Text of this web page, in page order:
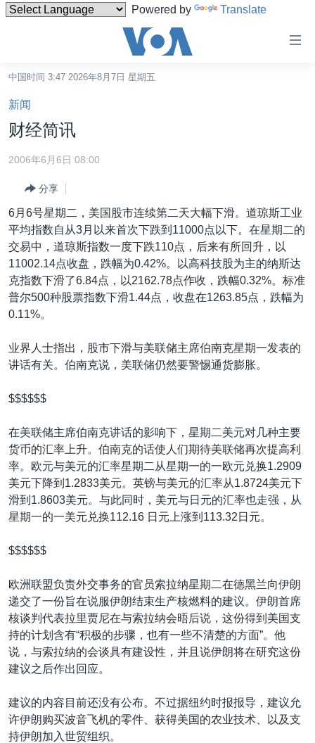
Powered by Translate
碍
链
接
跳
转
容
跳
到
导
航
跳
检
港澳
国际
最新国际新闻
印太
中东
欧洲
非洲
美洲
全球议题
分类新闻
经济·金融·贸易
人权·法律·宗教
科教·文娱·体健
军事
劳工
环境
美中关系
热点专题
白宫要闻
国会报道
美中关系
美国建国250周年
美国之音专访
重要讲话与声明
台海两岸关系
南中国海争端
关注西藏
GEN Z 看美国
VOA视频
VOA今日焦点
中文广播
其他语言网站
中国时间 3:47 2026年8月7日 星期五
新闻
财经简讯
2006年6月6日 08:00
分享
6月6号星期二，美国股市连续第二天大幅下滑。道琼斯工业
平均指数自从3月以来首次下跌到11000点以下。在星期二的
交易中，道琼斯指数一度下跌110点，后来有所回升，以
11002.14点收盘，跌幅为0.42%。以高科技股为主的纳斯达
克指数下滑了6.84点，以2162.78点作收，跌幅0.32%。标准
普尔500种股票指数下滑1.44点，收盘在1263.85点，跌幅为
0.11%。
业界人士指出，股市下滑与美联储主席伯南克星期一发表的
讲话有关。伯南克说，美联储仍然要警惕通货膨胀。
$$$$$$
在美联储主席伯南克讲话的影响下，星期二美元对几种主要
货币的汇率上升。伯南克的话使人们期待美联储再次提高利
率。欧元与美元的汇率星期二从星期一的一欧元兑换1.2909
美元下降到1.2833美元。英镑与美元的汇率从1.8724美元下
滑到1.8603美元。与此同时，美元与日元的汇率也走强，从
星期一的一美元兑换112.16 日元上涨到113.32日元。
$$$$$$
欧洲联盟负责外交事务的官员索拉纳星期二在德黑兰向伊朗
递交了一份旨在说服伊朗结束生产核燃料的建议。伊朗首席
核谈判代表拉里贾尼在与索拉纳会晤后说，这份得到美国支
持的计划含有“积极的步骤，也有一些不清楚的方面”。他
说，与索拉纳的会谈具有建设性，并且说伊朗将在研究这份
建议之后作出回应。
建议的内容目前还没有公布。不过据纽约时报报导，建议允
许伊朗购买波音飞机的零件、获得美国的农业技术、以及支
持伊朗加入世贸组织。